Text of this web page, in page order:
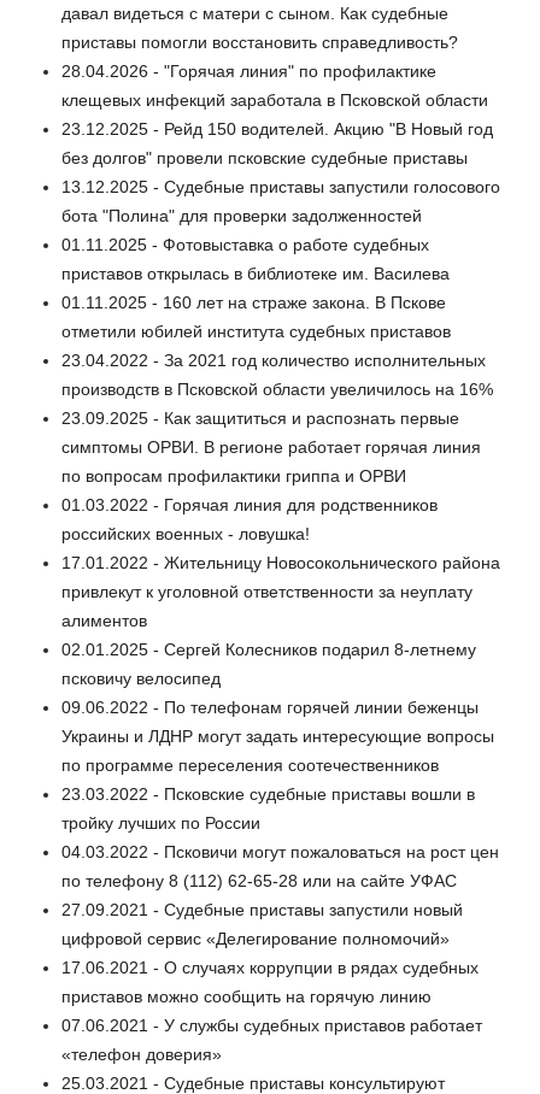
давал видеться с матери с сыном. Как судебные
приставы помогли восстановить справедливость?
28.04.2026 - "Горячая линия" по профилактике
клещевых инфекций заработала в Псковской области
23.12.2025 - Рейд 150 водителей. Акцию "В Новый год
без долгов" провели псковские судебные приставы
13.12.2025 - Судебные приставы запустили голосового
бота "Полина" для проверки задолженностей
01.11.2025 - Фотовыставка о работе судебных
приставов открылась в библиотеке им. Василева
01.11.2025 - 160 лет на страже закона. В Пскове
отметили юбилей института судебных приставов
23.04.2022 - За 2021 год количество исполнительных
производств в Псковской области увеличилось на 16%
23.09.2025 - Как защититься и распознать первые
симптомы ОРВИ. В регионе работает горячая линия
по вопросам профилактики гриппа и ОРВИ
01.03.2022 - Горячая линия для родственников
российских военных - ловушка!
17.01.2022 - Жительницу Новосокольнического района
привлекут к уголовной ответственности за неуплату
алиментов
02.01.2025 - Сергей Колесников подарил 8-летнему
псковичу велосипед
09.06.2022 - По телефонам горячей линии беженцы
Украины и ЛДНР могут задать интересующие вопросы
по программе переселения соотечественников
23.03.2022 - Псковские судебные приставы вошли в
тройку лучших по России
04.03.2022 - Псковичи могут пожаловаться на рост цен
по телефону 8 (112) 62-65-28 или на сайте УФАС
27.09.2021 - Судебные приставы запустили новый
цифровой сервис «Делегирование полномочий»
17.06.2021 - О случаях коррупции в рядах судебных
приставов можно сообщить на горячую линию
07.06.2021 - У службы судебных приставов работает
«телефон доверия»
25.03.2021 - Судебные приставы консультируют